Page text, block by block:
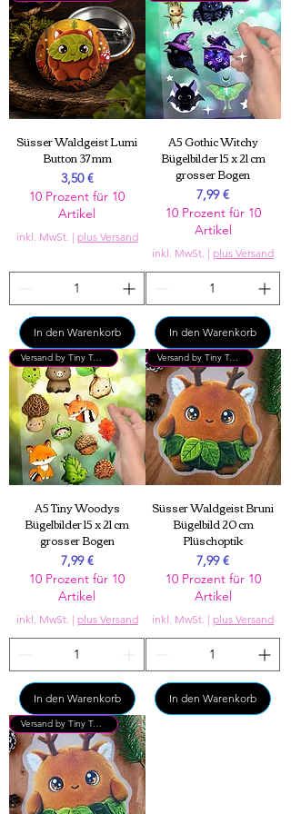
Süsser Waldgeist Lumi
Button 37 mm
Preis
3,50 €
10 Prozent für 10
Artikel
inkl. MwSt. | plus Versand
In den Warenkorb
A5 Gothic Witchy
Bügelbilder 15 x 21 cm
grosser Bogen
Preis
7,99 €
10 Prozent für 10
Artikel
inkl. MwSt. |plus Versand
In den Warenkorb
Versand by Tiny Tami
A5 Tiny Woodys
Bügelbilder 15 x 21 cm
grosser Bogen
Preis
7,99 €
10 Prozent für 10
Artikel
inkl. MwSt. | plus Versand
In den Warenkorb
Versand by Tiny Tami
Süsser Waldgeist Bruni
Bügelbild 20 cm
Plüschoptik
Preis
7,99 €
10 Prozent für 10
Artikel
inkl. MwSt. |plus Versand
In den Warenkorb
Versand by Tiny Tami